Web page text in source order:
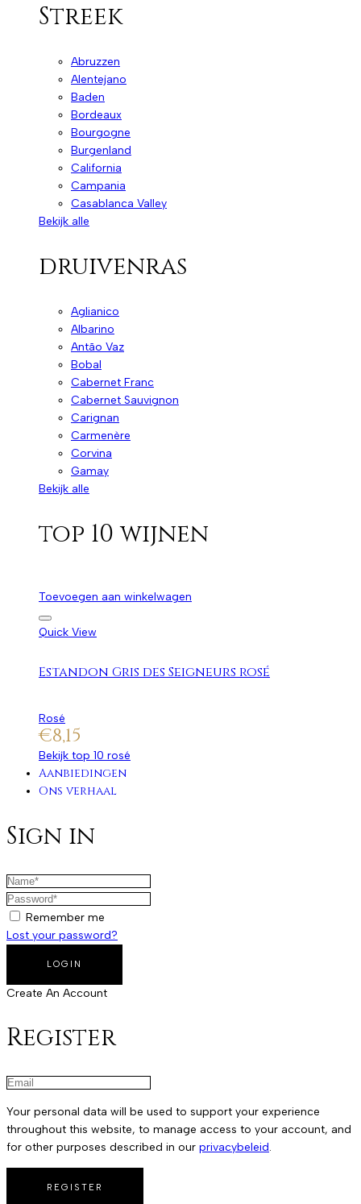
Streek
Abruzzen
Alentejano
Baden
Bordeaux
Bourgogne
Burgenland
California
Campania
Casablanca Valley
Bekijk alle
druivenras
Aglianico
Albarino
Antão Vaz
Bobal
Cabernet Franc
Cabernet Sauvignon
Carignan
Carmenère
Corvina
Gamay
Bekijk alle
top 10 wijnen
Toevoegen aan winkelwagen
Quick View
Estandon Gris des Seigneurs rosé
Rosé
€8,15
Bekijk top 10 rosé
Aanbiedingen
Ons verhaal
Sign in
Remember me
Lost your password?
Create An Account
Register
Your personal data will be used to support your experience
throughout this website, to manage access to your account, and
for other purposes described in our privacybeleid.